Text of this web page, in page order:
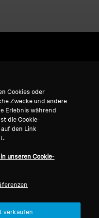
Cookies oder
Zwecke und andere
Erlebnis während
die Cookie-
den Link
unseren Cookie-
verkaufen